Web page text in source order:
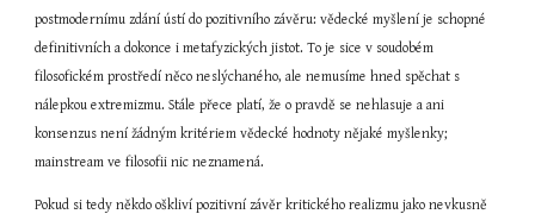
postmodernímu zdání ústí do pozitivního závěru: vědecké myšlení je schopné
definitivních a dokonce i metafyzických jistot. To je sice v soudobém
filosofickém prostředí něco neslýchaného, ale nemusíme hned spěchat s
nálepkou extremizmu. Stále přece platí, že o pravdě se nehlasuje a ani
konsenzus není žádným kritériem vědecké hodnoty nějaké myšlenky;
mainstream ve filosofii nic neznamená.
Pokud si tedy někdo oškliví pozitivní závěr kritického realizmu jako nevkusně